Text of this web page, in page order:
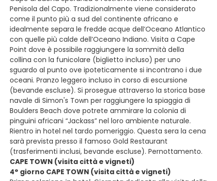
Penisola del Capo. Tradizionalmente viene considerato
come il punto più a sud del continente africano e
idealmente separa le fredde acque dell’Oceano Atlantico
con quelle più calde dell’Oceano Indiano. Visita a Cape
Point dove è possibile raggiungere la sommità della
collina con la funicolare (biglietto incluso) per uno
sguardo al punto ove ipoteticamente si incontrano i due
oceani. Pranzo leggero incluso in corso di escursione
(bevande escluse). Si prosegue attraverso la storica base
navale di Simon's Town per raggiungere la spiaggia di
Boulders Beach dove potrete ammirare la colonia di
pinguini africani “Jackass” nel loro ambiente naturale.
Rientro in hotel nel tardo pomeriggio. Questa sera la cena
sarà prevista presso il famoso Gold Restaurant
(trasferimenti inclusi, bevande escluse). Pernottamento.
CAPE TOWN (visita città e vigneti)
4° giorno CAPE TOWN (visita città e vigneti)